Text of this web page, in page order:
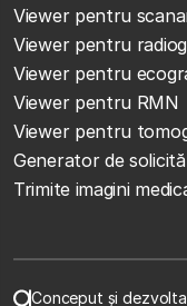
Viewer pentru
Viewer pentru
Viewer pentru
Viewer pentru RMN
Viewer pentru
Generator de
Trimite imagini
Conceput și